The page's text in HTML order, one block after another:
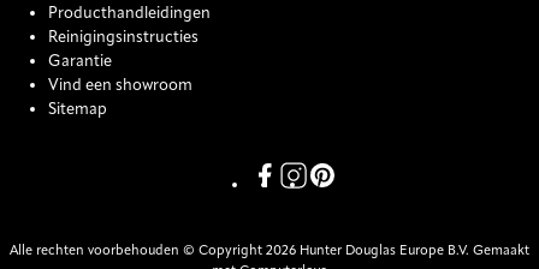
Producthandleidingen
Reinigingsinstructies
Garantie
Vind een showroom
Sitemap
Link missing Display text from
Link missing Display text
Link missing Display text
Alle rechten voorbehouden © Copyright 2026 Hunter Douglas Europe B.V. Gemaakt